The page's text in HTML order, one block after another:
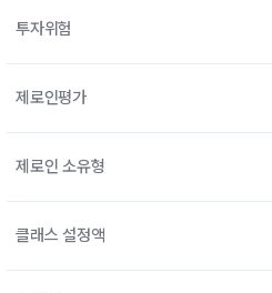
투자위험
제로인평가
제로인 소유형
클래스 설정액
ETF 처음투자
DIY 포트폴리오
DIY 포트 관리
고객라운지
공지사항
FAQ
문의사항